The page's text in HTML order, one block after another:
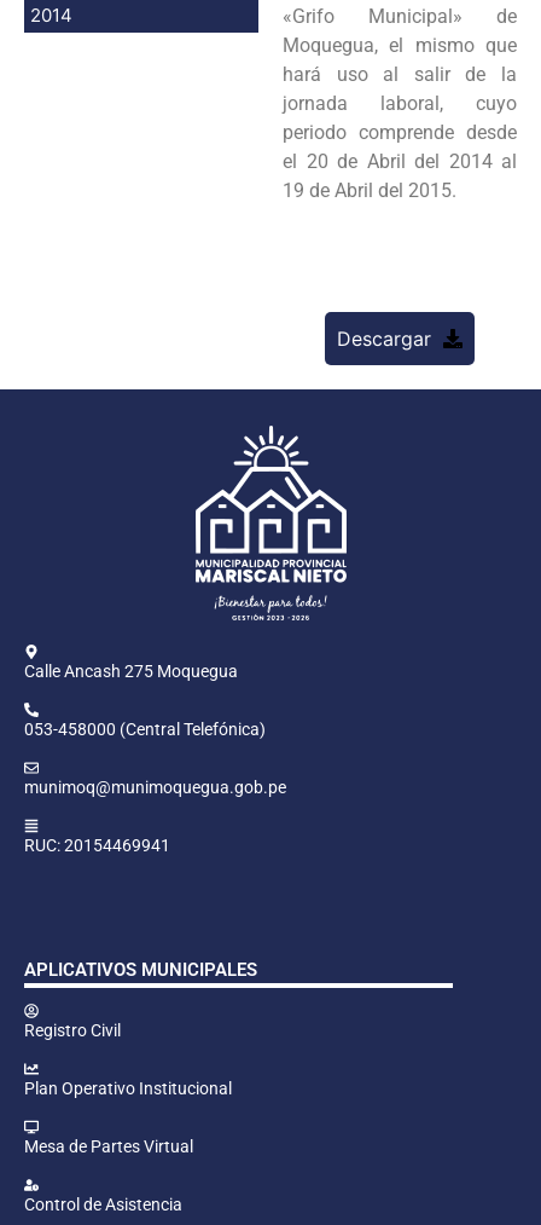
2014
«Grifo Municipal» de
Moquegua, el mismo que
hará uso al salir de la
jornada laboral, cuyo
periodo comprende desde
el 20 de Abril del 2014 al
19 de Abril del 2015.
Descargar
Calle Ancash 275 Moquegua
053-458000 (Central Telefónica)
munimoq@munimoquegua.gob.pe
RUC: 20154469941
APLICATIVOS MUNICIPALES
Registro Civil
Plan Operativo Institucional
Mesa de Partes Virtual
Control de Asistencia